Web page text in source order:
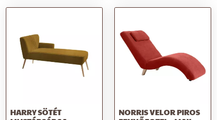
HARRY SÖTÉT
NORRIS VELOR PIROS